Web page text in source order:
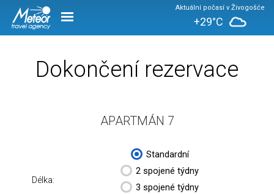
Aktuální počasí v Živogošće
+29°C
Dokončení rezervace
APARTMÁN 7
Délka:
Standardní
2 spojené týdny
3 spojené týdny